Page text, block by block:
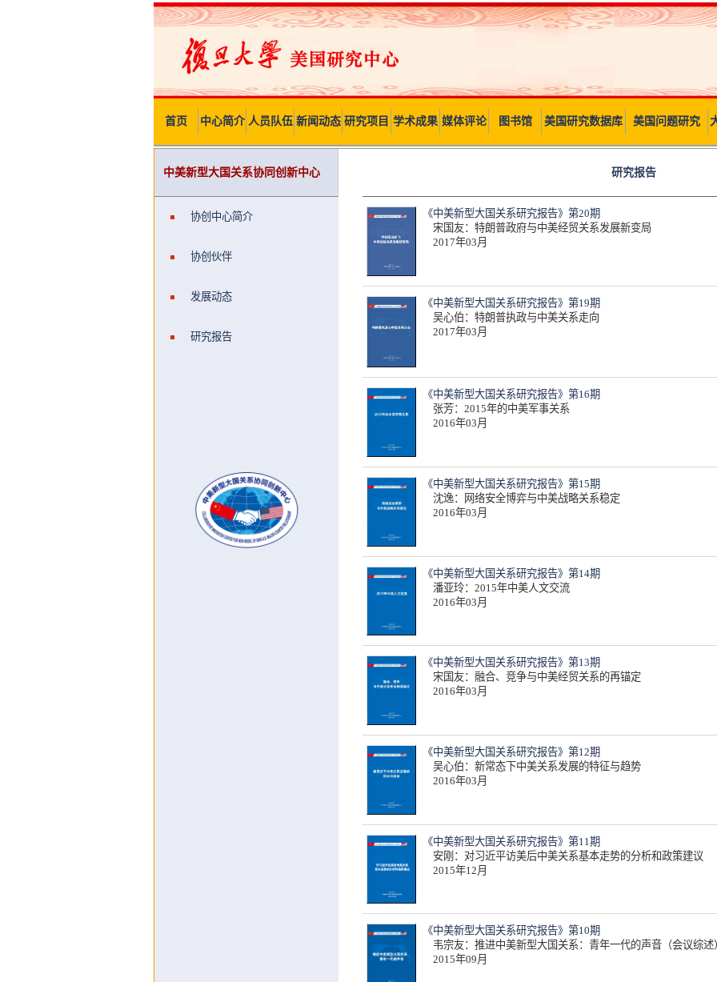
首页 中心简介 人员队伍 新闻动态 研究项目 学术成果 媒体评论 图书馆 美国研究数据库 美国问题研究
中美新型大国关系协同创新中心
协创中心简介
协创伙伴
发展动态
研究报告
研究报告
《中美新型大国关系研究报告》第20期
宋国友：特朗普政府与中美经贸关系发展新变局
2017年03月
《中美新型大国关系研究报告》第19期
吴心伯：特朗普执政与中美关系走向
2017年03月
《中美新型大国关系研究报告》第16期
张芳：2015年的中美军事关系
2016年03月
《中美新型大国关系研究报告》第15期
沈逸：网络安全博弈与中美战略关系稳定
2016年03月
《中美新型大国关系研究报告》第14期
潘亚玲：2015年中美人文交流
2016年03月
《中美新型大国关系研究报告》第13期
宋国友：融合、竞争与中美经贸关系的再锚定
2016年03月
《中美新型大国关系研究报告》第12期
吴心伯：新常态下中美关系发展的特征与趋势
2016年03月
《中美新型大国关系研究报告》第11期
安刚：对习近平访美后中美关系基本走势的分析和政策建议
2015年12月
《中美新型大国关系研究报告》第10期
韦宗友：推进中美新型大国关系：青年一代的声音（会议综述
2015年09月